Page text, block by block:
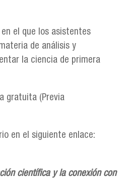
el que los asistentes
de análisis y
la ciencia de primera
gratuita (Previa
en el siguiente enlace:
científica y la conexión con